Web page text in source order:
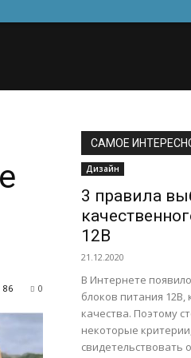
0
86
САМОЕ
Дизайн
3 правила
12В
21.12.2020
В Интернете
блоков питания
качества. Поэтому
некоторые
свидетельствовать